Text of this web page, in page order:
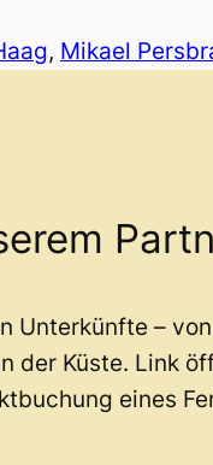
, Mikael
Unterkünfte –
der Küste. Link
eines